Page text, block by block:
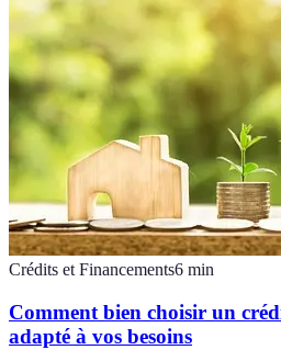
Crédits et Financements6 min
Comment bien choisir un
adapté à vos besoins